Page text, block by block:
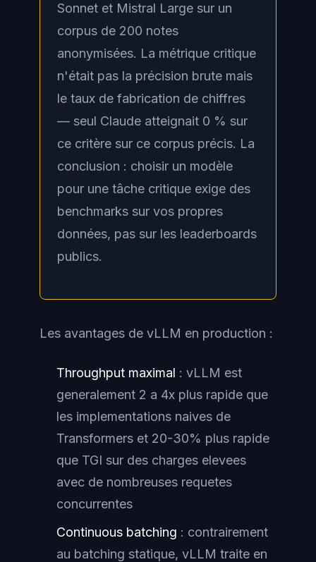
Sonnet et Mistral Large sur un
corpus de 200 notes
anonymisées. La métrique critique
n'était pas la précision brute mais
le taux de fabrication de chiffres
— seul Claude atteignait 0 % sur
ce critère sur ce corpus précis. La
conclusion : choisir un modèle
pour une tâche critique exige des
benchmarks sur vos propres
données, pas sur les leaderboards
publics.
Les avantages de vLLM en production :
Throughput maximal : vLLM est
generalement 2 a 4x plus rapide que
les implementations naives de
Transformers et 20-30% plus rapide
que TGI sur des charges elevees
avec de nombreuses requetes
concurrentes
Continuous batching : contrairement
au batching statique, vLLM traite en